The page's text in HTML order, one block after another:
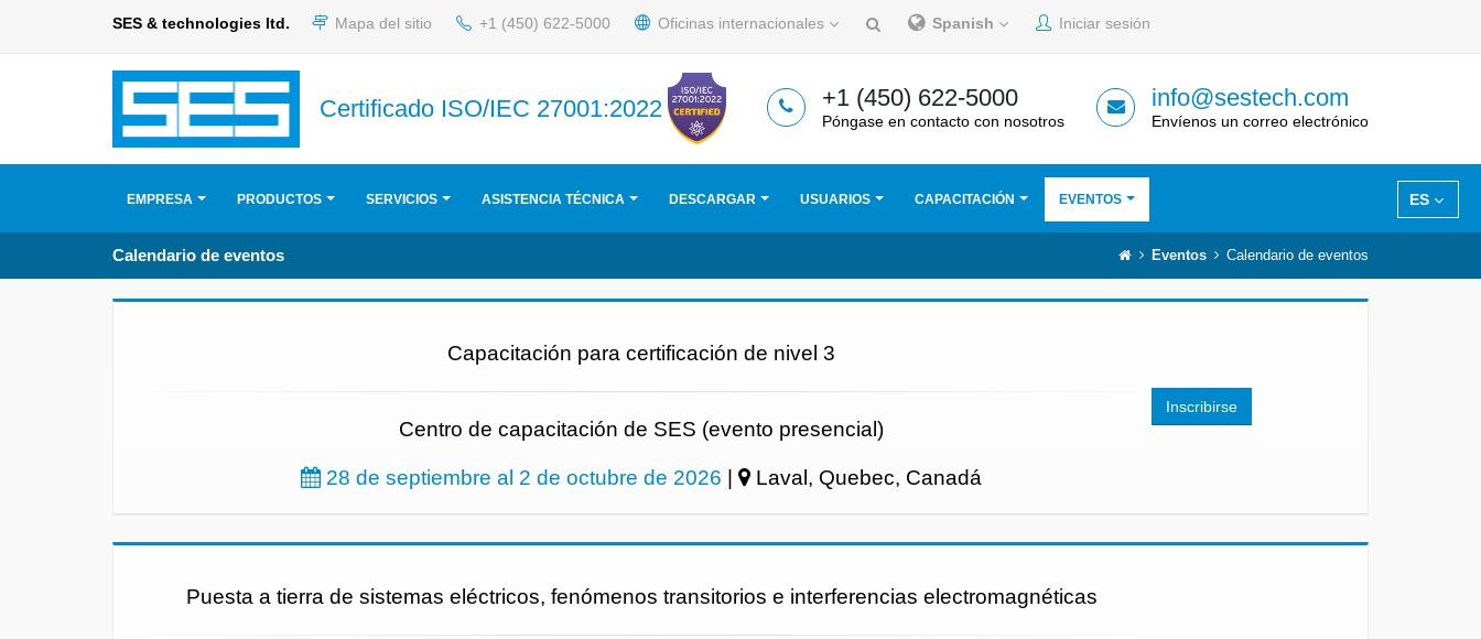
SES & technologies ltd. Mapa del sitio +1 (450) 622-5000 Oficinas internacionales Spanish Iniciar sesión
Certificado ISO/IEC 27001:2022 +1 (450) 622-5000
Póngase en contacto con nosotros
info@sestech.com
Envíenos un correo electrónico
ES
EMPRESA PRODUCTOS SERVICIOS ASISTENCIA TÉCNICA DESCARGAR USUARIOS CAPACITACIÓN EVENTOS
Calendario de eventos Eventos Calendario de eventos
Capacitación para certificación de nivel 3
Centro de capacitación de SES (evento presencial)
28 de septiembre al 2 de octubre de 2026 Laval, Quebec, Canadá
Inscribirse
Puesta a tierra de sistemas eléctricos, fenómenos transitorios e interferencias electromagnéticas